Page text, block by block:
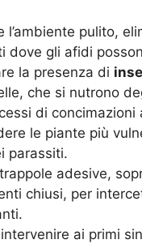
l’ambiente pulito,
dove gli afidi
la presenza di
che si nutrono
di concimazioni
le piante più
parassiti.
adesive,
chiusi, per
ai primi